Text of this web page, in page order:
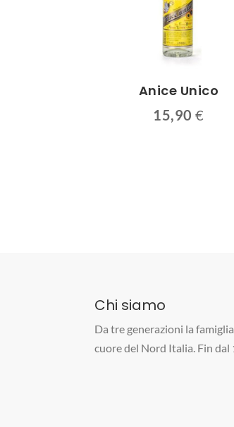
Anice Unico
15,90€
Chi siamo
Da tre generazioni la
cuore del Nord Italia. Fin